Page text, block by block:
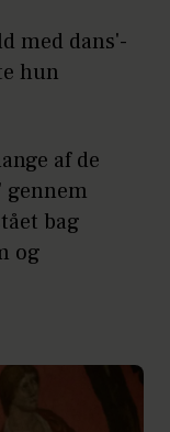
med dans'-
hun
af de
bag
og